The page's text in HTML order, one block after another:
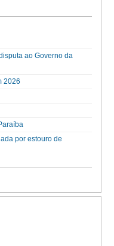
ao Governo da
2026
por estouro de